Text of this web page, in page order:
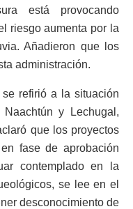
está provocando
riesgo aumenta por la
Añadieron que los
administración.
refirió a la situación
y Lechugal,
que los proyectos
fase de aprobación
contemplado en la
se lee en el
desconocimiento de